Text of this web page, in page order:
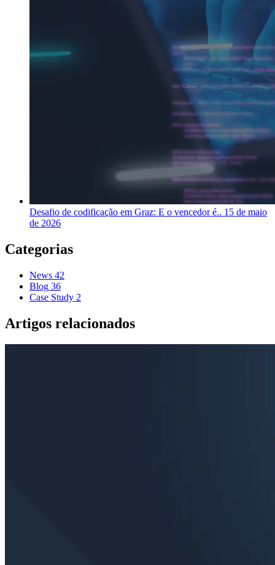
Desafio de codificação em Graz: E o vencedor é.. 15 de maio
de 2026
Categorias
News 42
Blog 36
Case Study 2
Artigos relacionados